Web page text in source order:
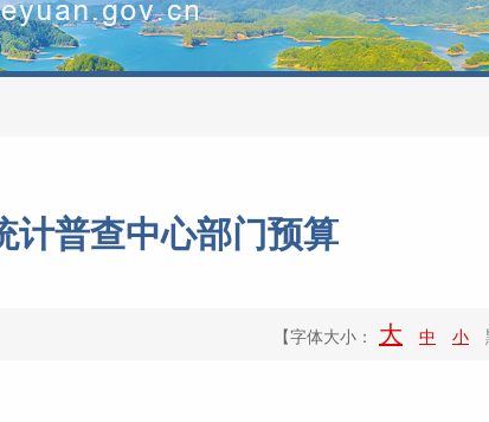
计普查中心部门预算
【字体大小： 大 中 小